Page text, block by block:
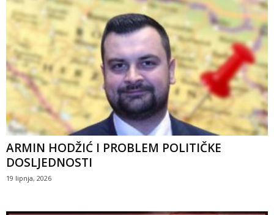
ARMIN HODŽIĆ I PROBLEM POLITIČKE
DOSLJEDNOSTI
19 lipnja, 2026